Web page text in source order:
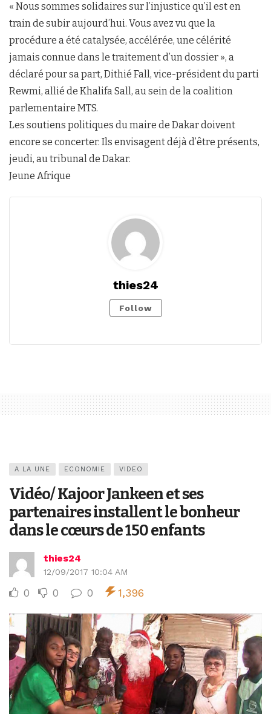
« Nous sommes solidaires sur l’injustice qu’il est en
train de subir aujourd’hui. Vous avez vu que la
procédure a été catalysée, accélérée, une célérité
jamais connue dans le traitement d’un dossier », a
déclaré pour sa part, Dithié Fall, vice-président du parti
Rewmi, allié de Khalifa Sall, au sein de la coalition
parlementaire MTS.
Les soutiens politiques du maire de Dakar doivent
encore se concerter. Ils envisagent déjà d’être présents,
jeudi, au tribunal de Dakar.
Jeune Afrique
thies24
Follow
A LA UNE ECONOMIE VIDEO
Vidéo/ Kajoor Jankeen et ses
partenaires installent le bonheur
dans le cœurs de 150 enfants
thies24
12/09/2017 10:04 AM
0 0 0 1,396